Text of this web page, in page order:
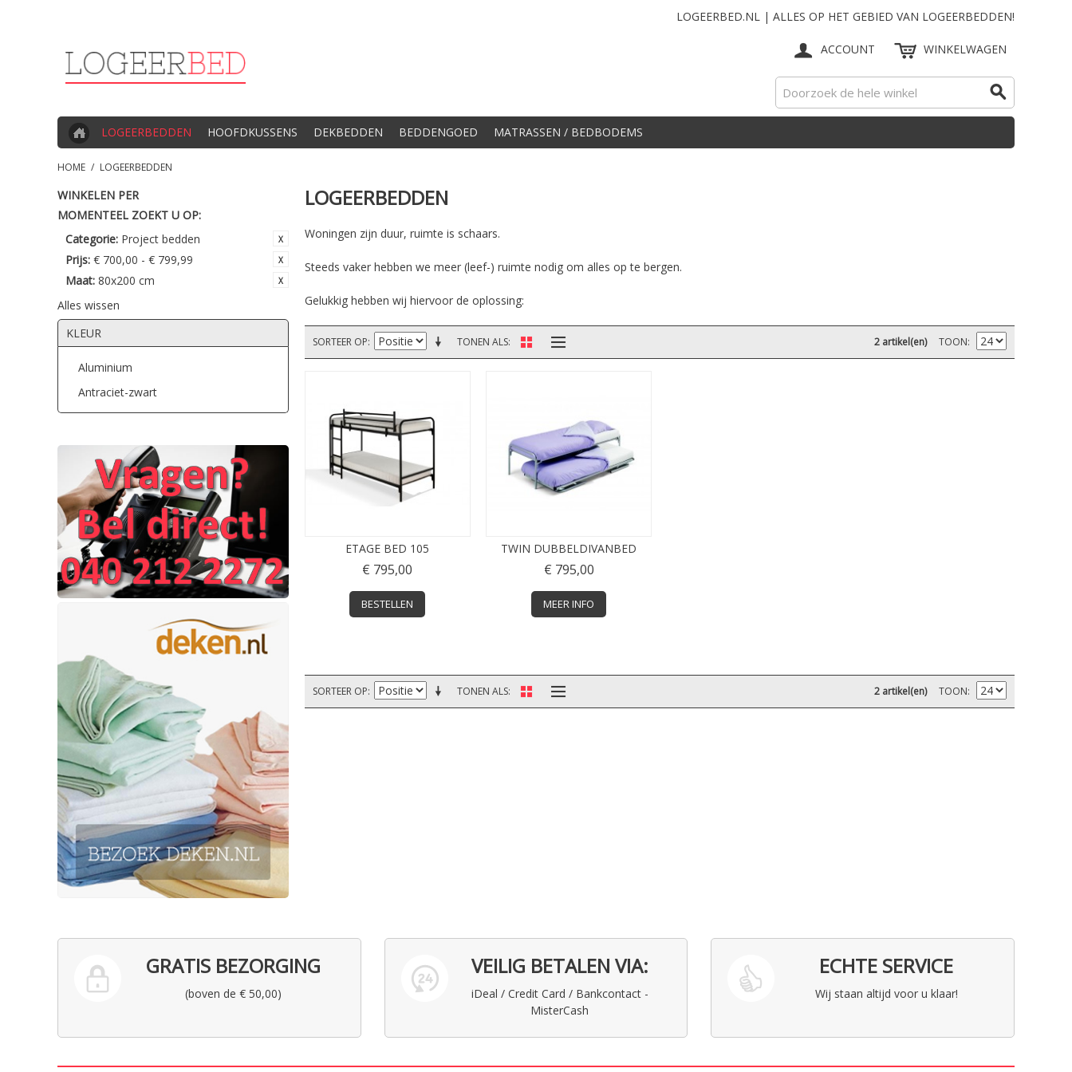
LOGEERBED.NL | ALLES OP HET GEBIED VAN LOGEERBEDDEN!
ACCOUNT WINKELWAGEN
LOGEERBEDDEN HOOFDKUSSENS DEKBEDDEN BEDDENGOED MATRASSEN / BEDBODEMS
HOME / LOGEERBEDDEN
WINKELEN PER
MOMENTEEL ZOEKT U OP:
Categorie: Project bedden
Prijs: € 700,00 - € 799,99
Maat: 80x200 cm
Alles wissen
KLEUR
Aluminium
Antraciet-zwart
LOGEERBEDDEN
Woningen zijn duur, ruimte is schaars.
Steeds vaker hebben we meer (leef-) ruimte nodig om alles op te bergen.
Gelukkig hebben wij hiervoor de oplossing:
TONEN ALS
SORTEER OP 2 artikel(en) TOON
ETAGE BED 105
€ 795,00
BESTELLEN
TWIN DUBBELDIVANBED
€ 795,00
MEER INFO
TONEN ALS
SORTEER OP 2 artikel(en) TOON
GRATIS BEZORGING
(boven de € 50,00)
VEILIG BETALEN VIA:
iDeal / Credit Card / Bankcontact -
MisterCash
ECHTE SERVICE
Wij staan altijd voor u klaar!